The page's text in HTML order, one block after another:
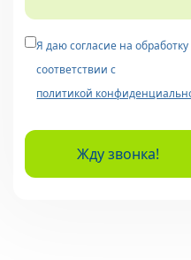
Я даю согласие на
соответствии с
политикой